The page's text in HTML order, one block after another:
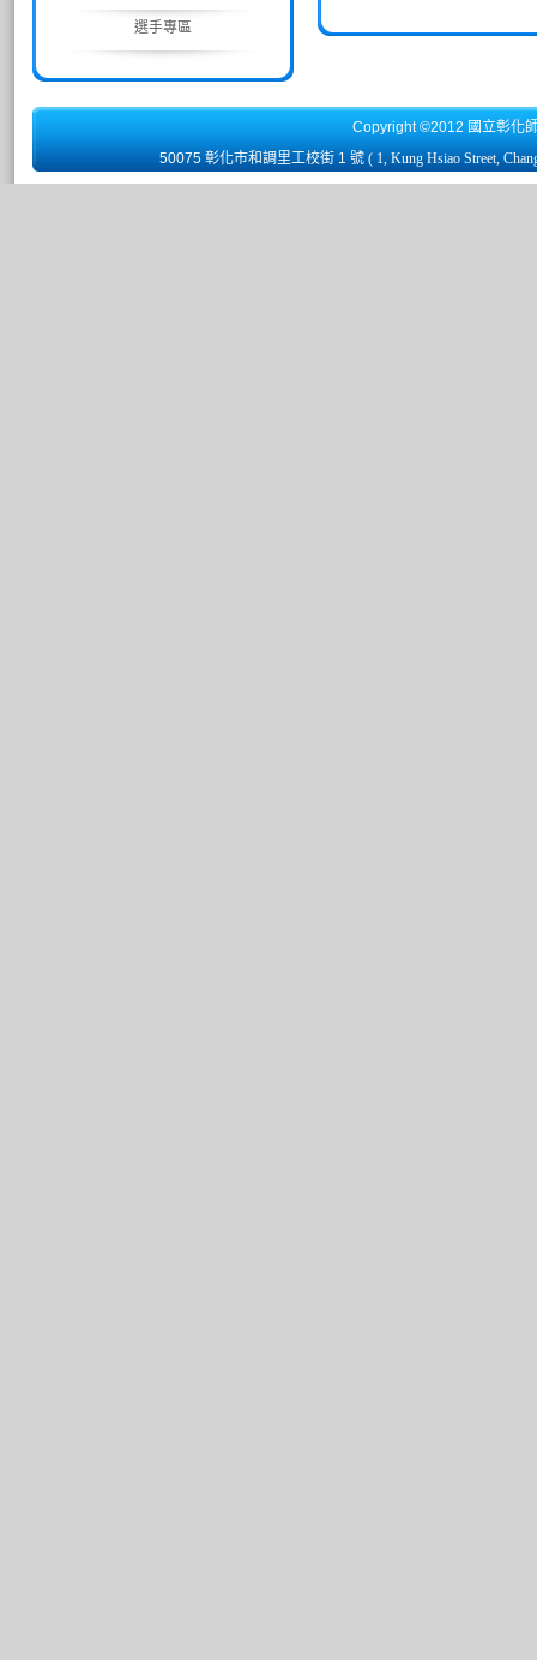
選手專區
Copyright ©2012 國立彰化
50075 彰化市和調里工校街 1 號 ( 1, Kung Hsiao Street,